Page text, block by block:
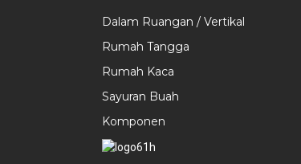
Dalam Ruangan / Vertikal
Rumah Tangga
Rumah Kaca
Sayuran Buah
Komponen